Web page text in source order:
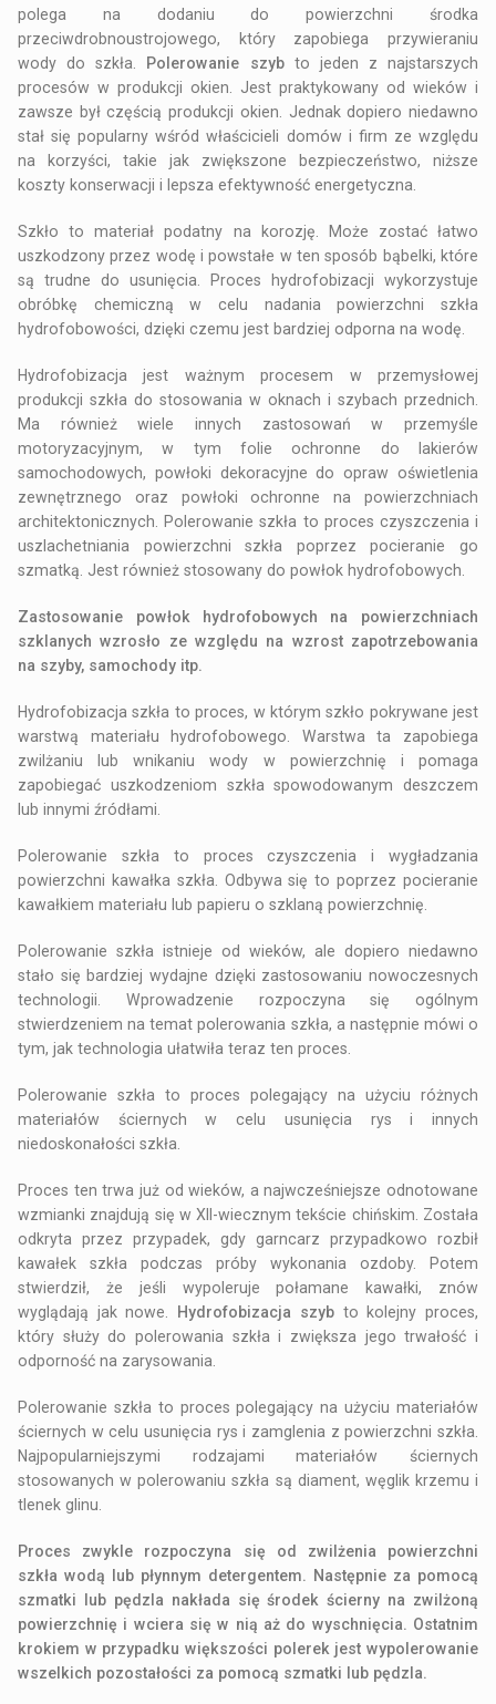
polega na dodaniu do powierzchni środka
przeciwdrobnoustrojowego, który zapobiega przywieraniu
wody do szkła. Polerowanie szybto jeden z najstarszych
procesów w produkcji okien. Jest praktykowany od wieków i
zawsze był częścią produkcji okien. Jednak dopiero niedawno
stał się popularny wśród właścicieli domów i firm ze względu
na korzyści, takie jak zwiększone bezpieczeństwo, niższe
koszty konserwacji i lepsza efektywność energetyczna.
Szkło to materiał podatny na korozję. Może zostać łatwo
uszkodzony przez wodę i powstałe w ten sposób bąbelki, które
są trudne do usunięcia. Proces hydrofobizacji wykorzystuje
obróbkę chemiczną w celu nadania powierzchni szkła
hydrofobowości, dzięki czemu jest bardziej odporna na wodę.
Hydrofobizacja jest ważnym procesem w przemysłowej
produkcji szkła do stosowania w oknach i szybach przednich.
Ma również wiele innych zastosowań w przemyśle
motoryzacyjnym, w tym folie ochronne do lakierów
samochodowych, powłoki dekoracyjne do opraw oświetlenia
zewnętrznego oraz powłoki ochronne na powierzchniach
architektonicznych. Polerowanie szkła to proces czyszczenia i
uszlachetniania powierzchni szkła poprzez pocieranie go
szmatką. Jest również stosowany do powłok hydrofobowych.
Zastosowanie powłok hydrofobowych na powierzchniach
szklanych wzrosło ze względu na wzrost zapotrzebowania
na szyby, samochody itp.
Hydrofobizacja szkła to proces, w którym szkło pokrywane jest
warstwą materiału hydrofobowego. Warstwa ta zapobiega
zwilżaniu lub wnikaniu wody w powierzchnię i pomaga
zapobiegać uszkodzeniom szkła spowodowanym deszczem
lub innymi źródłami.
Polerowanie szkła to proces czyszczenia i wygładzania
powierzchni kawałka szkła. Odbywa się to poprzez pocieranie
kawałkiem materiału lub papieru o szklaną powierzchnię.
Polerowanie szkła istnieje od wieków, ale dopiero niedawno
stało się bardziej wydajne dzięki zastosowaniu nowoczesnych
technologii. Wprowadzenie rozpoczyna się ogólnym
stwierdzeniem na temat polerowania szkła, a następnie mówi o
tym, jak technologia ułatwiła teraz ten proces.
Polerowanie szkła to proces polegający na użyciu różnych
materiałów ściernych w celu usunięcia rys i innych
niedoskonałości szkła.
Proces ten trwa już od wieków, a najwcześniejsze odnotowane
wzmianki znajdują się w XII-wiecznym tekście chińskim. Została
odkryta przez przypadek, gdy garncarz przypadkowo rozbił
kawałek szkła podczas próby wykonania ozdoby. Potem
stwierdził, że jeśli wypoleruje połamane kawałki, znów
wyglądają jak nowe. Hydrofobizacja szybto kolejny proces,
który służy do polerowania szkła i zwiększa jego trwałość i
odporność na zarysowania.
Polerowanie szkła to proces polegający na użyciu materiałów
ściernych w celu usunięcia rys i zamglenia z powierzchni szkła.
Najpopularniejszymi rodzajami materiałów ściernych
stosowanych w polerowaniu szkła są diament, węglik krzemu i
tlenek glinu.
Proces zwykle rozpoczyna się od zwilżenia powierzchni
szkła wodą lub płynnym detergentem. Następnie za pomocą
szmatki lub pędzla nakłada się środek ścierny na zwilżoną
powierzchnię i wciera się w nią aż do wyschnięcia. Ostatnim
krokiem w przypadku większości polerek jest wypolerowanie
wszelkich pozostałości za pomocą szmatki lub pędzla.